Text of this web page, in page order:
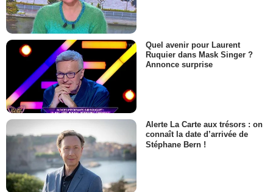
Quel avenir pour Laurent
Ruquier dans Mask Singer ?
Annonce surprise
Alerte La Carte aux trésors : on
connaît la date d’arrivée de
Stéphane Bern !